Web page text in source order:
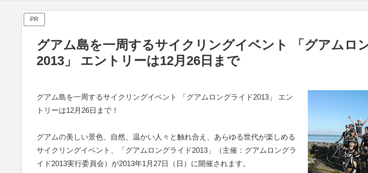
PR
グアム島を一周するサイクリングイベント 「グアムロ
2013」 エントリーは12月26日まで
グアム島を一周するサイクリングイベント 「グアムロングライド2013」 エン
トリーは12月26日まで！
グアムの美しい景色、自然、温かい人々と触れ合え、あらゆる世代が楽しめる
サイクリングイベント、「グアムロングライド2013」（主催：グアムロングラ
イド2013実行委員会）が2013年1月27日（日）に開催されます。